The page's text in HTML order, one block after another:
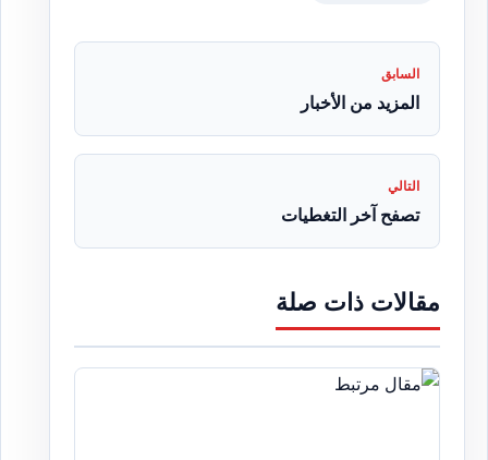
السابق
المزيد من الأخبار
التالي
تصفح آخر التغطيات
مقالات ذات صلة